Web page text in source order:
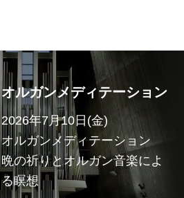
オルガンメディテーション
2026年7月10日(金)
オルガンメディテーション
晩の祈りとオルガン音楽によ
る瞑想